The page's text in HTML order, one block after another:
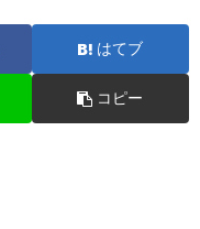
はてブ
コピー